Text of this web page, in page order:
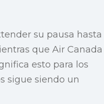
su pausa hasta
que Air Canada
esto para los
sigue siendo un